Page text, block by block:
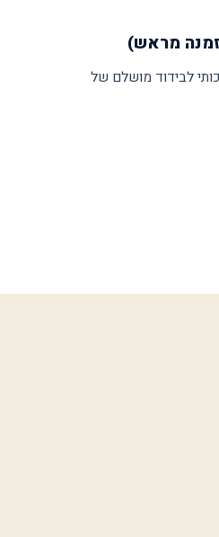
מראש)
לבידוד מושלם של